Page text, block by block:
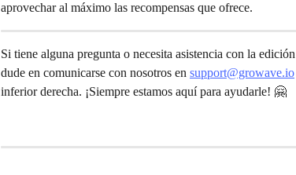
aprovechar al máximo las recompensas que ofrece.
Si tiene alguna pregunta o necesita asistencia con la
dude en comunicarse con nosotros en support@growave.io
inferior derecha. ¡Siempre estamos aquí para ayudarle! 🤗